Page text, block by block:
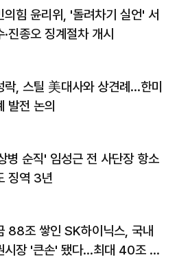
의힘 윤리위, '돌려차기 실언' 서
·진종오 징계절차 개시
락, 스틸 美대사와 상견례…한미
발전 논의
병 순직' 임성근 전 사단장 항소
징역 3년
88조 쌓인 SK하이닉스, 국내
시장 '큰손' 됐다…최대 40조 투